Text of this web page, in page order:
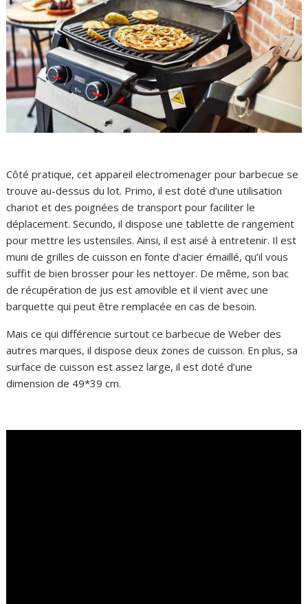
Côté pratique, cet appareil electromenager pour barbecue se
trouve au-dessus du lot. Primo, il est doté d’une utilisation
chariot et des poignées de transport pour faciliter le
déplacement. Secundo, il dispose une tablette de rangement
pour mettre les ustensiles. Ainsi, il est aisé à entretenir. Il est
muni de grilles de cuisson en fonte d’acier émaillé, qu’il vous
suffit de bien brosser pour les nettoyer. De même, son bac
de récupération de jus est amovible et il vient avec une
barquette qui peut être remplacée en cas de besoin.
Mais ce qui différencie surtout ce barbecue de Weber des
autres marques, il dispose deux zones de cuisson. En plus, sa
surface de cuisson est assez large, il est doté d’une
dimension de 49*39 cm.